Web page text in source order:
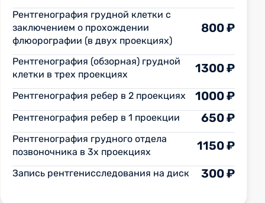
Рентгенография грудной клетки с
заключением о прохождении
флюорографии (в двух проекциях)
800 ₽
Рентгенография (обзорная) грудной
клетки в трех проекциях
1300 ₽
Рентгенография ребер в 2 проекциях 1000 ₽
Рентгенография ребер в 1 проекции 650 ₽
Рентгенография грудного отдела
позвоночника в 3х проекциях
1150 ₽
Запись рентгенисследования на диск 300 ₽